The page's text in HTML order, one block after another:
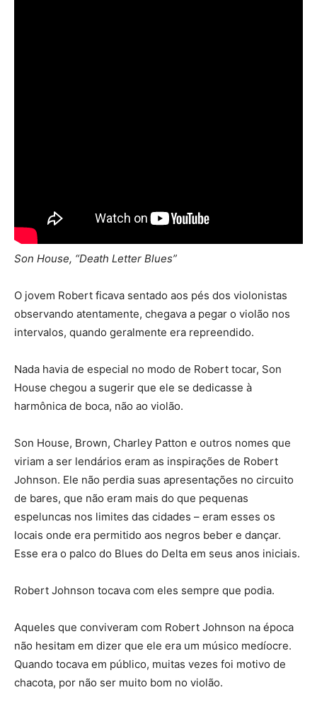
Son House, “Death Letter Blues”
O jovem Robert ficava sentado aos pés dos violonistas
observando atentamente, chegava a pegar o violão nos
intervalos, quando geralmente era repreendido.
Nada havia de especial no modo de Robert tocar, Son
House chegou a sugerir que ele se dedicasse à
harmônica de boca, não ao violão.
Son House, Brown, Charley Patton e outros nomes que
viriam a ser lendários eram as inspirações de Robert
Johnson. Ele não perdia suas apresentações no circuito
de bares, que não eram mais do que pequenas
espeluncas nos limites das cidades – eram esses os
locais onde era permitido aos negros beber e dançar.
Esse era o palco do Blues do Delta em seus anos iniciais.
Robert Johnson tocava com eles sempre que podia.
Aqueles que conviveram com Robert Johnson na época
não hesitam em dizer que ele era um músico medíocre.
Quando tocava em público, muitas vezes foi motivo de
chacota, por não ser muito bom no violão.